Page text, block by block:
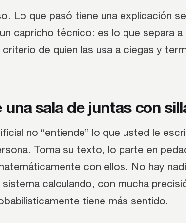
Lo que pasó tiene una explicación
capricho técnico: es lo que separa a
de quien las usa a ciegas y
una sala de juntas con
no “entiende” lo que usted le
Toma su texto, lo parte en
con ellos. No hay
calculando, con mucha
tiene más sentido.